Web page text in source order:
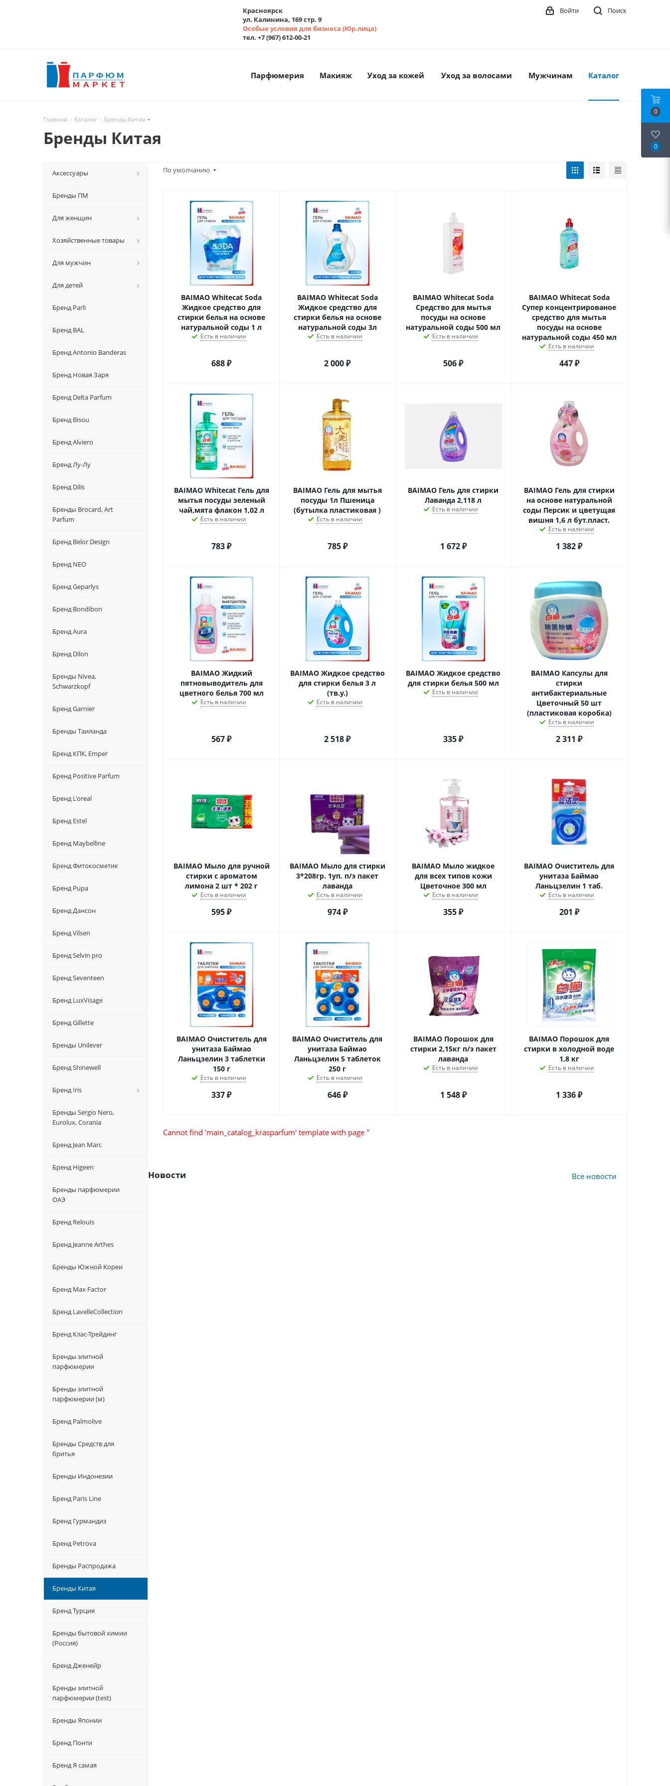
Красноярск
ул. Калинина, 169 стр. 9
Особые условия для бизнеса (Юр.лица)
тел. +7 (967) 612-00-21
Поиск
Войти
Парфюмерия Макияж Уход за кожей Уход за волосами Мужчинам Каталог
Главная - Каталог - Бренды Китая
Бренды Китая
По умолчанию
BAIMAO Whitecat Soda
Жидкое средство для
стирки белья на основе
натуральной соды 1 л
Есть в наличии
688₽
BAIMAO Whitecat Soda
Жидкое средство для
стирки белья на основе
натуральной соды 3л
Есть в наличии
2 000₽
BAIMAO Whitecat Soda
Средство для мытья
посуды на основе
натуральной соды 500 мл
Есть в наличии
506₽
BAIMAO Whitecat Soda
Супер концентрированое
средство для мытья
посуды на основе
натуральной соды 450 мл
Есть в наличии
447₽
BAIMAO Whitecat Гель для
мытья посуды зеленый
чай,мята флакон 1,02 л
Есть в наличии
783₽
BAIMAO Гель для мытья
посуды 1л Пшеница
(бутылка пластиковая )
Есть в наличии
785₽
BAIMAO Гель для стирки
Лаванда 2,118 л
Есть в наличии
1 672₽
BAIMAO Гель для стирки
на основе натуральной
соды Персик и цветущая
вишня 1,6 л бут.пласт.
Есть в наличии
1 382₽
BAIMAO Жидкий
пятновыводитель для
цветного белья 700 мл
Есть в наличии
567₽
BAIMAO Жидкое средство
для стирки белья 3 л
(тв.у.)
Есть в наличии
2 518₽
BAIMAO Жидкое средство
для стирки белья 500 мл
Есть в наличии
335₽
BAIMAO Капсулы для
стирки
антибактериальные
Цветочный 50 шт
(пластиковая коробка)
Есть в наличии
2 311 ₽
BAIMAO Мыло для ручной
стирки с ароматом
лимона 2 шт * 202 г
Есть в наличии
595₽
BAIMAO Мыло для стирки
3*208гр. 1уп. п/э пакет
лаванда
Есть в наличии
974₽
BAIMAO Мыло жидкое
для всех типов кожи
Цветочное 300 мл
Есть в наличии
355₽
BAIMAO Очиститель для
унитаза Баймао
Ланьцзелин 1 таб.
Есть в наличии
201 ₽
BAIMAO Очиститель для
унитаза Баймао
Ланьцзелин 3 таблетки
150 г
Есть в наличии
337₽
BAIMAO Очиститель для
унитаза Баймао
Ланьцзелин 5 таблеток
250 г
Есть в наличии
646₽
BAIMAO Порошок для
стирки 2,15кг п/э пакет
лаванда
Есть в наличии
1 548₽
BAIMAO Порошок для
стирки в холодной воде
1,8 кг
Есть в наличии
1 336₽
Cannot find 'main_catalog_krasparfum' template with page ''
Аксессуары
Бренды ПМ
Для женщин
Хозяйственные товары
Для мужчин
Для детей
Бренд Parli
Бренд BAL
Бренд Antonio Banderas
Бренд Новая Заря
Бренд Delta Parfum
Бренд Bisou
Бренд Alviero
Бренд Лу-Лу
Бренд Dilis
Бренды Brocard, Art
Parfum
Бренд Belor Design
Бренд NEO
Бренд Geparlys
Бренд Bondibon
Бренд Aura
Бренд Dilon
Бренды Nivea,
Schwarzkopf
Бренд Garnier
Бренды Таиланда
Бренд КПК, Emper
Бренд Positive Parfum
Бренд L'oreal
Бренд Estel
Бренд Maybelline
Бренд Фитокосметик
Бренд Pupa
Бренд Дансон
Бренд Vilsen
Бренд Selvin pro
Бренд Seventeen
Бренд LuxVisage
Бренд Gillette
Бренды Unilever
Бренд Shinewell
Бренд Iris
Бренды Sergio Nero,
Eurolux, Corania
Бренд Jean Marc
Бренд Higeen
Бренды парфюмерии
ОАЭ
Бренд Relouis
Бренд Jeanne Arthes
Бренды Южной Кореи
Бренд Max Factor
Бренд LavelleCollection
Бренд Клас-Трейдинг
Бренды элитной
парфюмерии
Бренды элитной
парфюмерии (м)
Бренд Palmolive
Бренды Средств для
бритья
Бренды Индонезии
Бренд Paris Line
Бренд Гурмандиз
Бренд Petrova
Бренды Распродажа
Бренды Китая
Бренд Турция
Бренды бытовой химии
(Россия)
Бренд Дженейр
Бренды элитной
парфюмерии (test)
Бренды Японии
Бренд Понти
Бренд Я самая
Новости Все новости
0
0